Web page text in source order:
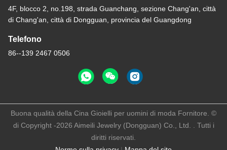
4F, blocco 2, no.198, strada Guanchang, sezione Chang'an, città
di Chang'an, città di Dongguan, provincia del Guangdong
Telefono
86--139 2467 0506
Buona qualità della Cina Gioielli per uomini di moda Fornitore. ©
di Copyright -2026 Aimeili Jewelry (Dongguan) Co., Ltd. . Tutti i
diritti riservati.